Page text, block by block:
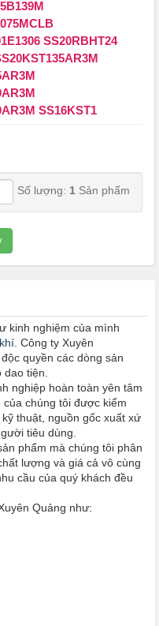
SS20RBHT24
SS16KST1
Số lượng: 1Sản phẩm
kinh nghiệm của mình
. Công ty Xuyên
quyền các dòng sản
dao tiện.
nghiệp hoàn toàn yên tâm
chúng tôi được kiểm
thuật, nguồn gốc xuất xứ
tiêu dùng.
phẩm mà chúng tôi phân
lượng và giá cả vô cùng
cầu của quý khách đều
Quảng như: